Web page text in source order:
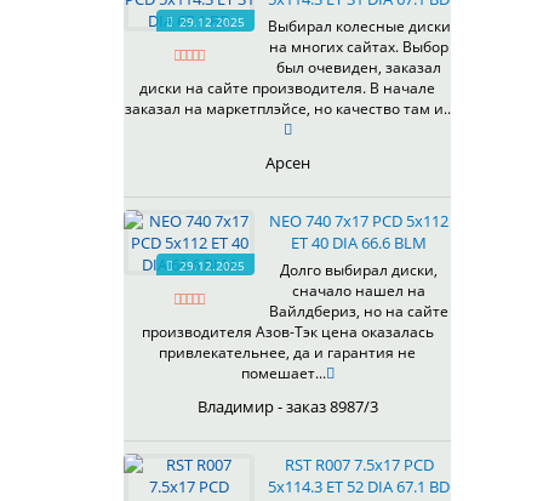
336
337
401
408
410
411
414
417
423
426
66,6
67,1
70,1
72,6
73,1
74,1
75.1
78.1
98
98,1
HS
MG
MGM
OrD
SL
W
WB
WD
29.12.2025
Выбирал колесные диски
на многих сайтах. Выбор
был очевиден, заказал
диски на сайте производителя. В начале
заказал на маркетплэйсе, но качество там и..
Арсен
29.12.2025
NEO 740 7x17 PCD 5x112
ET 40 DIA 66.6 BLM
Долго выбирал диски,
сначало нашел на
Вайлдбериз, но на сайте
производителя Азов-Тэк цена оказалась
привлекательнее, да и гарантия не
помешает...
Владимир - заказ 8987/3
RST R007 7.5x17 PCD
5x114.3 ET 52 DIA 67.1 BD